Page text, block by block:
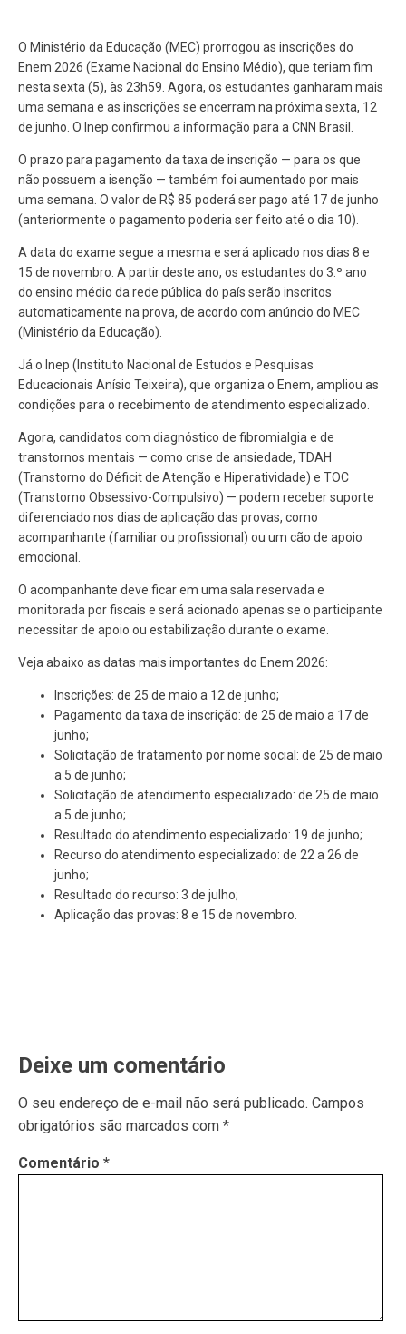
O Ministério da Educação (MEC) prorrogou as inscrições do
Enem 2026 (Exame Nacional do Ensino Médio), que teriam fim
nesta sexta (5), às 23h59. Agora, os estudantes ganharam mais
uma semana e as inscrições se encerram na próxima sexta, 12
de junho. O Inep confirmou a informação para a CNN Brasil.
O prazo para pagamento da taxa de inscrição — para os que
não possuem a isenção — também foi aumentado por mais
uma semana. O valor de R$ 85 poderá ser pago até 17 de junho
(anteriormente o pagamento poderia ser feito até o dia 10).
A data do exame segue a mesma e será aplicado nos dias 8 e
15 de novembro. A partir deste ano, os estudantes do 3.º ano
do ensino médio da rede pública do país serão inscritos
automaticamente na prova, de acordo com anúncio do MEC
(Ministério da Educação).
Já o Inep (Instituto Nacional de Estudos e Pesquisas
Educacionais Anísio Teixeira), que organiza o Enem, ampliou as
condições para o recebimento de atendimento especializado.
Agora, candidatos com diagnóstico de fibromialgia e de
transtornos mentais — como crise de ansiedade, TDAH
(Transtorno do Déficit de Atenção e Hiperatividade) e TOC
(Transtorno Obsessivo-Compulsivo) — podem receber suporte
diferenciado nos dias de aplicação das provas, como
acompanhante (familiar ou profissional) ou um cão de apoio
emocional.
O acompanhante deve ficar em uma sala reservada e
monitorada por fiscais e será acionado apenas se o participante
necessitar de apoio ou estabilização durante o exame.
Veja abaixo as datas mais importantes do Enem 2026:
Inscrições: de 25 de maio a 12 de junho;
Pagamento da taxa de inscrição: de 25 de maio a 17 de
junho;
Solicitação de tratamento por nome social: de 25 de maio
a 5 de junho;
Solicitação de atendimento especializado: de 25 de maio
a 5 de junho;
Resultado do atendimento especializado: 19 de junho;
Recurso do atendimento especializado: de 22 a 26 de
junho;
Resultado do recurso: 3 de julho;
Aplicação das provas: 8 e 15 de novembro.
Deixe um comentário
O seu endereço de e-mail não será publicado. Campos
obrigatórios são marcados com *
Comentário *